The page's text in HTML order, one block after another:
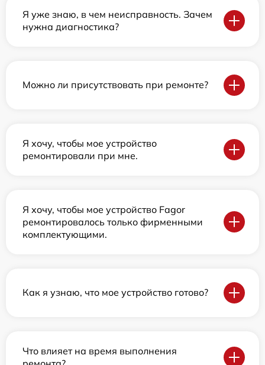
Я уже знаю, в чем неисправность. Зачем
нужна диагностика?
Можно ли присутствовать при ремонте?
Я хочу, чтобы мое устройство
ремонтировали при мне.
Я хочу, чтобы мое устройство Fagor
ремонтировалось только фирменными
комплектующими.
Как я узнаю, что мое устройство готово?
Что влияет на время выполнения